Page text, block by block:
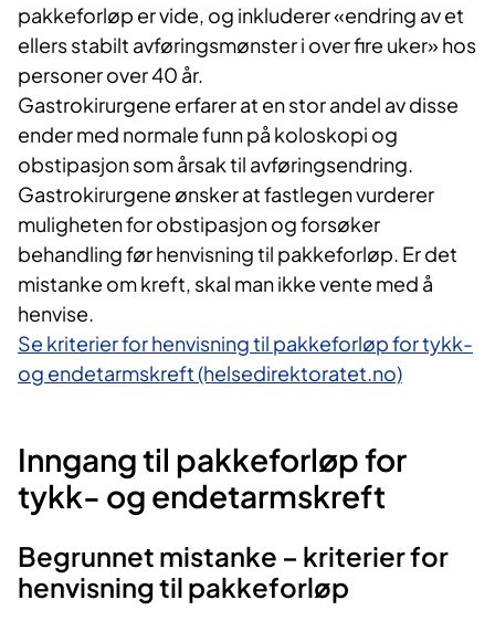
pakkeforløp er vide, og inkluderer «endring av et
ellers stabilt avføringsmønster i over fire uker» hos
personer over 40 år.
Gastrokirurgene erfarer at en stor andel av disse
ender med normale funn på koloskopi og
obstipasjon som årsak til avføringsendring.
Gastrokirurgene ønsker at fastlegen vurderer
muligheten for obstipasjon og forsøker
behandling før henvisning til pakkeforløp. Er det
mistanke om kreft, skal man ikke vente med å
henvise.
Se kriterier for henvisning til pakkeforløp for tykk-
og endetarmskreft (helsedirektoratet.no)
Inngang til pakkeforløp for
tykk- og endetarmskreft
Begrunnet mistanke – kriterier for
henvisning til pakkeforløp